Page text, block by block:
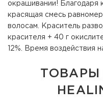
окрашивании! Благодаря
красящая смесь
волосам. Краситель
красителя + 40 г
12%. Время воздействия
ТОВАРЫ